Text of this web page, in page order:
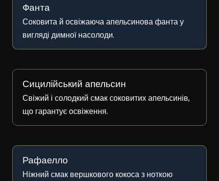
Фанта
Соковита й освіжаюча апельсинова фанта у
вигляді димної насолоди.
Сицилійський апельсин
Свіжий і солодкий смак соковитих апельсинів,
що гарантує освіження.
Рафаелло
Ніжний смак вершкового кокоса з ноткою